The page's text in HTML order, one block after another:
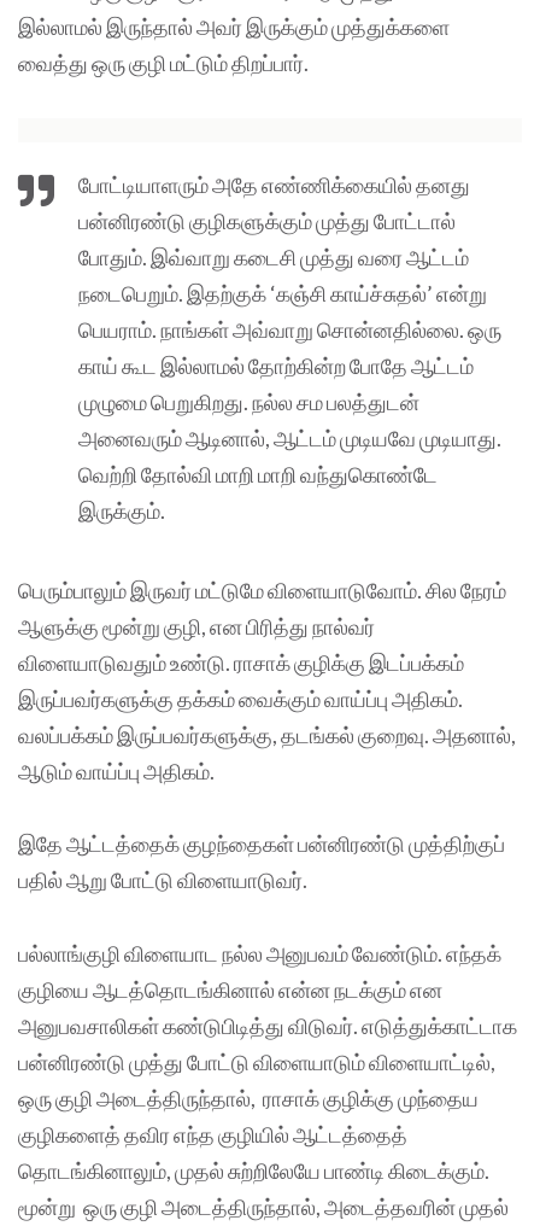
இல்லாமல் இருந்தால் அவர் இருக்கும் முத்துக்களை
வைத்து ஒரு குழி மட்டும் திறப்பார்.
போட்டியாளரும் அதே எண்ணிக்கையில் தனது
பன்னிரண்டு குழிகளுக்கும் முத்து போட்டால்
போதும். இவ்வாறு கடைசி முத்து வரை ஆட்டம்
நடைபெறும். இதற்குக் ‘கஞ்சி காய்ச்சுதல்’ என்று
பெயராம். நாங்கள் அவ்வாறு சொன்னதில்லை. ஒரு
காய் கூட இல்லாமல் தோற்கின்ற போதே ஆட்டம்
முழுமை பெறுகிறது. நல்ல சம பலத்துடன்
அனைவரும் ஆடினால், ஆட்டம் முடியவே முடியாது.
வெற்றி தோல்வி மாறி மாறி வந்துகொண்டே
இருக்கும்.
பெரும்பாலும் இருவர் மட்டுமே விளையாடுவோம். சில நேரம்
ஆளுக்கு மூன்று குழி, என பிரித்து நால்வர்
விளையாடுவதும் உண்டு. ராசாக் குழிக்கு இடப்பக்கம்
இருப்பவர்களுக்கு தக்கம் வைக்கும் வாய்ப்பு அதிகம்.
வலப்பக்கம் இருப்பவர்களுக்கு, தடங்கல் குறைவு. அதனால்,
ஆடும் வாய்ப்பு அதிகம்.
இதே ஆட்டத்தைக் குழந்தைகள் பன்னிரண்டு முத்திற்குப்
பதில் ஆறு போட்டு விளையாடுவர்.
பல்லாங்குழி விளையாட நல்ல அனுபவம் வேண்டும். எந்தக்
குழியை ஆடத்தொடங்கினால் என்ன நடக்கும் என
அனுபவசாலிகள் கண்டுபிடித்து விடுவர். எடுத்துக்காட்டாக
பன்னிரண்டு முத்து போட்டு விளையாடும் விளையாட்டில்,
ஒரு குழி அடைத்திருந்தால், ராசாக் குழிக்கு முந்தைய
குழிகளைத் தவிர எந்த குழியில் ஆட்டத்தைத்
தொடங்கினாலும், முதல் சுற்றிலேயே பாண்டி கிடைக்கும்.
மூன்று ஒரு குழி அடைத்திருந்தால், அடைத்தவரின் முதல்